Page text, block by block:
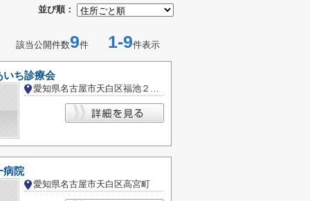
並び順：
該当公開件数9件 1-9件表示
いち診療会
愛知県名古屋市天白区福池２丁目
病院
愛知県名古屋市天白区高宮町